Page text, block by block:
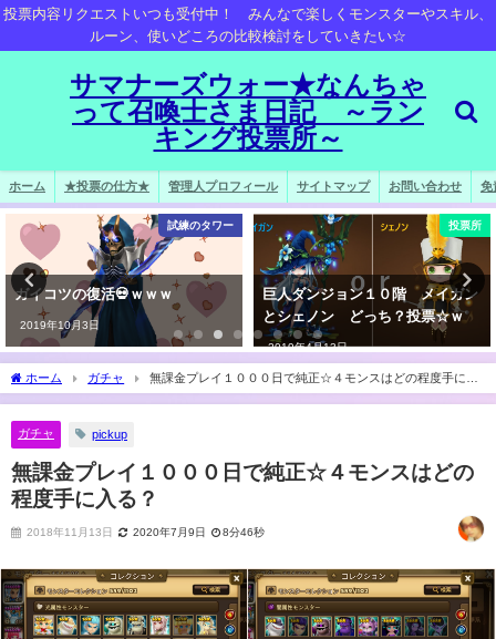
投票内容リクエストいつも受付中！ みんなで楽しくモンスターやスキル、
ルーン、使いどころの比較検討をしていきたい☆
サマナーズウォー★なんちゃ
って召喚士さま日記 ～ラン
キング投票所～
ホーム ★投票の仕方★ 管理人プロフィール サイトマップ お問い合わせ 免
試練のタワー
ガイコツの復活💀ｗｗｗ
2019年10月3日
投票所
巨人ダンジョン１０階 メイガン
とシェノン どっち？投票☆ｗ
2019年4月13日
ホーム ガチャ
無課金プレイ１０００日で純正☆４モンスはどの程度手に入
る？
ガチャ pickup
無課金プレイ１０００日で純正☆４モンスはどの
程度手に入る？
2018年11月13日 2020年7月9日 8分46秒